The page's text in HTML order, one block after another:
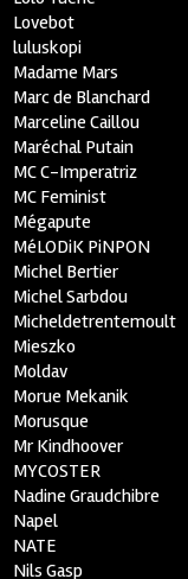
Lovebot
luluskopi
Madame Mars
Marc de Blanchard
Marceline Caillou
Maréchal Putain
MC C-Imperatriz
MC Feminist
Mégapute
MéLODiK PiNPON
Michel Bertier
Michel Sarbdou
Micheldetrentemoult
Mieszko
Moldav
Morue Mekanik
Morusque
Mr Kindhoover
MYCOSTER
Nadine Graudchibre
Napel
NATE
Nils Gasp